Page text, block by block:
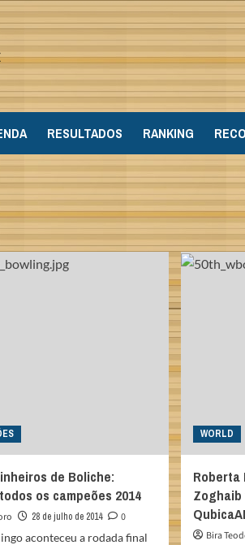
RESULTADOS RANKING
de Boliche:
os campeões 2014
28 de julho de 2014
0
aconteceu a rodada final
WORLD
Roberta
Zoghaib
Bira